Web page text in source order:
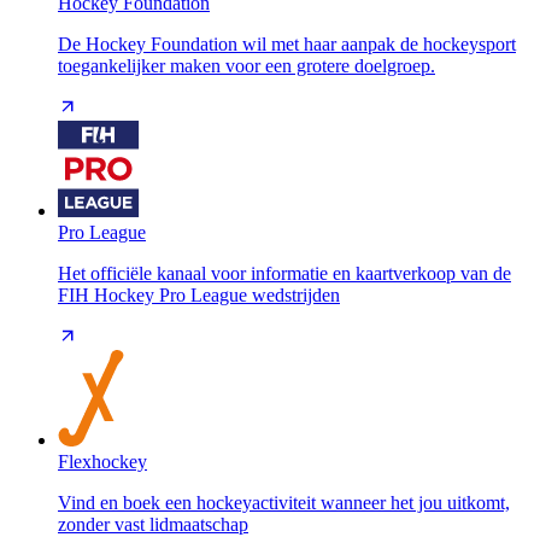
De Hockey Foundation wil met haar aanpak de hockeysport
toegankelijker maken voor een grotere doelgroep.
Pro League
Het officiële kanaal voor informatie en kaartverkoop van de
FIH Hockey Pro League wedstrijden
Flexhockey
Vind en boek een hockeyactiviteit wanneer het jou uitkomt,
zonder vast lidmaatschap